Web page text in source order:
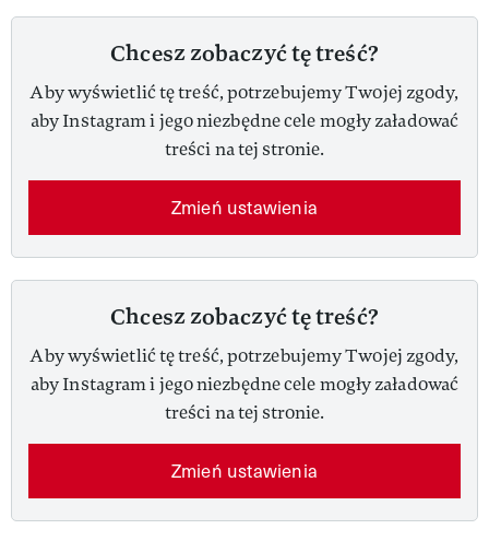
Chcesz zobaczyć tę treść?
Aby wyświetlić tę treść, potrzebujemy Twojej zgody,
aby Instagram i jego niezbędne cele mogły załadować
treści na tej stronie.
Zmień ustawienia
Chcesz zobaczyć tę treść?
Aby wyświetlić tę treść, potrzebujemy Twojej zgody,
aby Instagram i jego niezbędne cele mogły załadować
treści na tej stronie.
Zmień ustawienia